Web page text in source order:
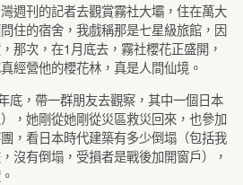
週刊的記者去觀賞霧社大壩，住在萬大
住的宿舍，我戲稱那是七星級旅館，因
那次，在1月底去，霧社櫻花正盛開，
經營他的櫻花林，真是人間仙境。
底，帶一群朋友去觀察，其中一個日本
，她剛從她剛從災區救災回來，也參加
，看日本時代建築有多少倒塌（包括我
沒有倒塌，受損者是戰後加開窗戶），